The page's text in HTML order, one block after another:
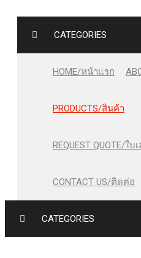
CATEGORIES
HOME/หน้าแรก
PRODUCTS/สินค้า
REQUEST QUOTE/ใบ
CONTACT US/ติดต่อ
CATEGORIES